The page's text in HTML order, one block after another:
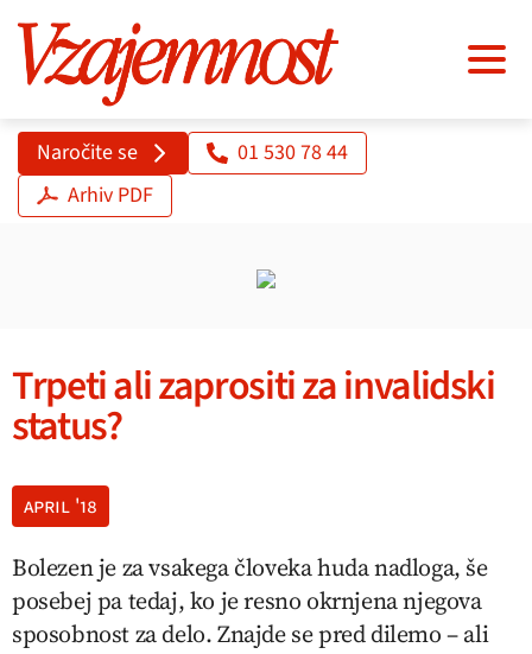
Naročite se
01 530 78 44
Arhiv PDF
Trpeti ali zaprositi za invalidski
status?
april '18
Bolezen je za vsakega človeka huda nadloga, še
posebej pa tedaj, ko je resno okrnjena njegova
sposobnost za delo. Znajde se pred dilemo – ali